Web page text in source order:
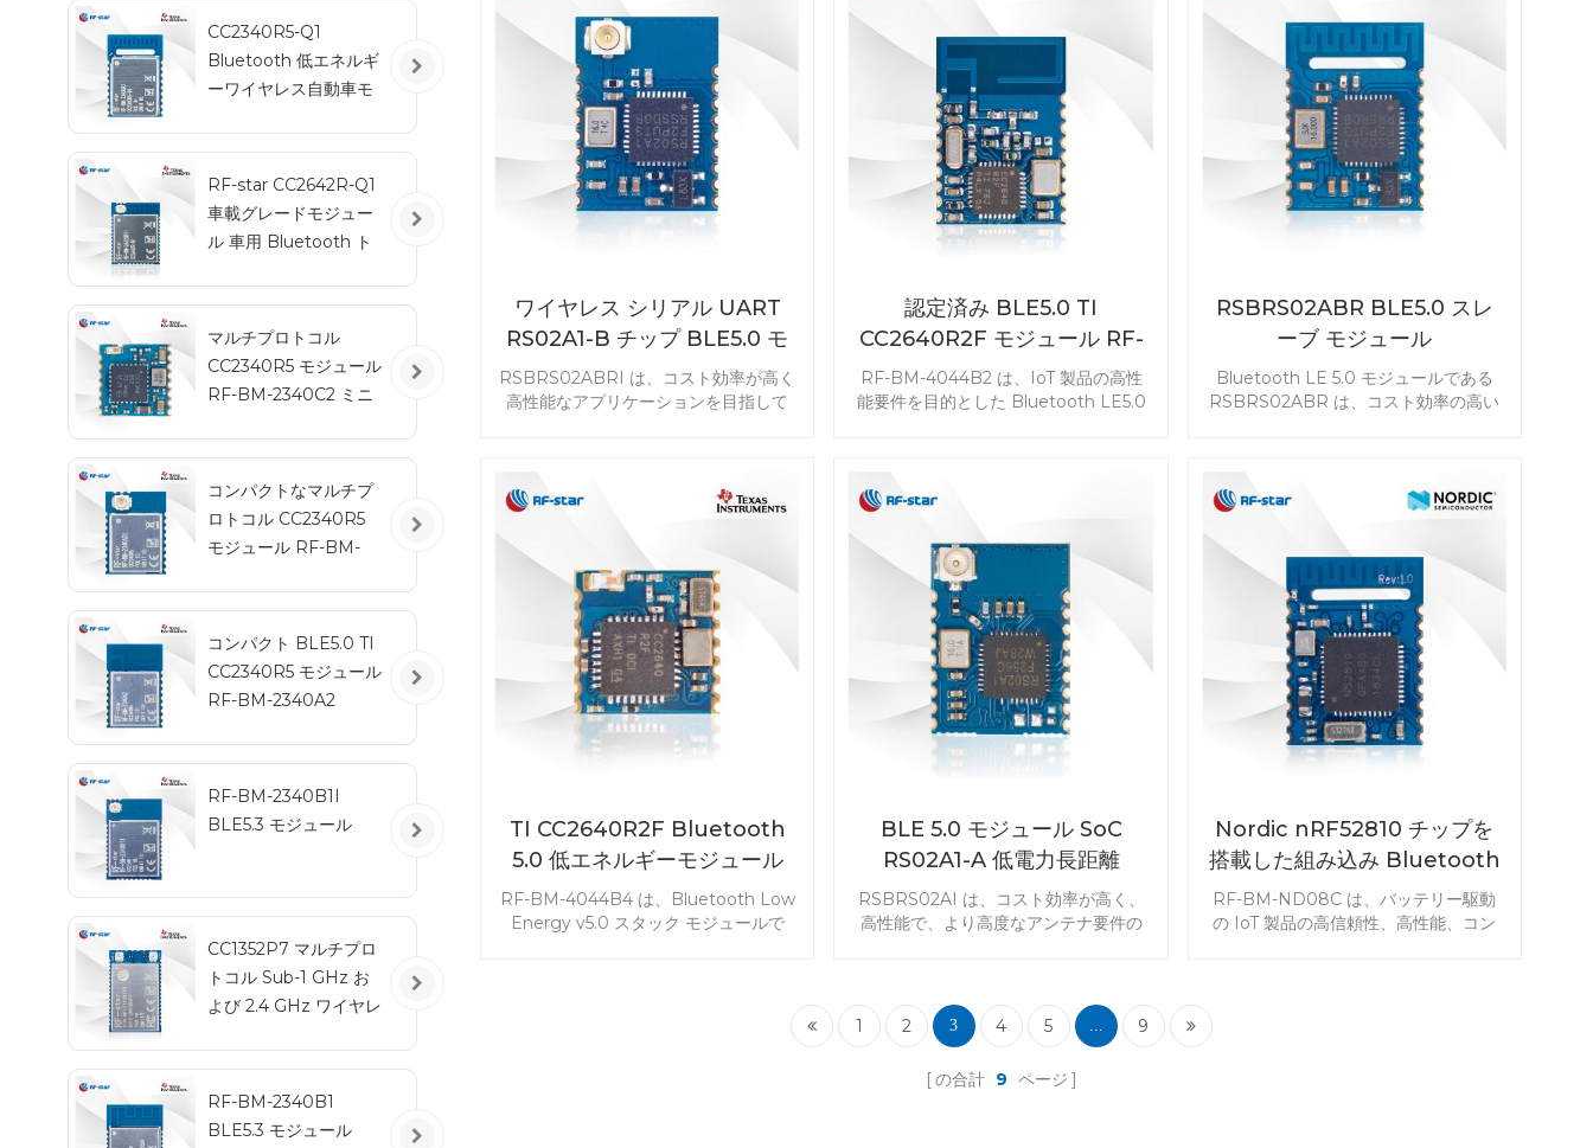
セッサ、組み込み UART シリアル ソー
ト プロトコル、および柔軟な出力モー
ドにより、さまざまなシナリオに堅牢
で信頼性の高い安全な Bluetooth 接続
が提供されます。
実現します。RF-BM-BG22A1
EFR32BG22C112 BLE モジュールで製
品開発を始めましょう。
リアル ソート プロトコル、および高性
能オンボード PCB アンテナにより、さ
まざまなシナリオに低コストでありな
がら高品質の Bluetooth 接続が提供さ
れます。
ワイヤレス シリアル UART
RS02A1-B チップ BLE5.0 モ
ジュール RSBRS02ABRI
RSBRS02ABRI は、コスト効率が高く
高性能なアプリケーションを目指して
0 の特別な周辺機器と赤外線により、
リモコンや接触 IC カードに適用される
モジュールが可能になります。
RSBRS02ABRI BLE5.0 シリアル
UART モジュールで製品開発を始めま
しょう。
認定済み BLE5.0 TI
CC2640R2F モジュール RF-
BM-4044B2
RF-BM-4044B2 は、IoT 製品の高性
能要件を目的とした Bluetooth LE5.0
4044B2 CC2640R2F BLE モジュー
RSBRS02ABR BLE5.0 スレ
ーブ モジュール
Bluetooth LE 5.0 モジュールである
RSBRS02ABR は、コスト効率の高い
されるシリアル ポート モジュールが有
BLE5.0 モジュールで製品開発を始めま
しょう。
TI CC2640R2F Bluetooth
5.0 低エネルギーモジュール
RF-BM-4044B4
RF-BM-4044B4 は、Bluetooth Low
Energy v5.0 スタック モジュールで
BLE 5.0 モジュール SoC
RS02A1-A 低電力長距離
RSBRS02AI
RSBRS02AI は、コスト効率が高く、
高性能で、より高度なアンテナ要件の
び赤外線周辺機器をサポートします。
RSBRS02AI BLE5.0 モジュールで製
Nordic nRF52810 チップを
搭載した組み込み Bluetooth
5.0 モジュール RF-BM-
ND08C
RF-BM-ND08C は、バッテリー駆動
の IoT 製品の高信頼性、高性能、コン
1 2 3 4 5 ... 9
の合計 9 ページ
CC2340R5-Q1
Bluetooth 低エネルギ
ーワイヤレス自動車モ
RF-star CC2642R-Q1
車載グレードモジュー
ル 車用 Bluetooth ト
マルチプロトコル
CC2340R5 モジュール
RF-BM-2340C2 ミニ
コンパクトなマルチプ
ロトコル CC2340R5
モジュール RF-BM-
コンパクト BLE5.0 TI
CC2340R5 モジュール
RF-BM-2340A2
RF-BM-2340B1I
BLE5.3 モジュール
CC1352P7 マルチプロ
トコル Sub-1 GHz お
よび 2.4 GHz ワイヤレ
RF-BM-2340B1
BLE5.3 モジュール